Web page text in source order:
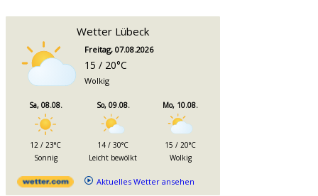
Wetter Lübeck
Freitag, 07.08.2026
15 / 20°C
Wolkig
Sa, 08.08.
12 / 23°C
Sonnig
So, 09.08.
14 / 30°C
Leicht bewölkt
Mo, 10.08.
15 / 20°C
Wolkig
Aktuelles Wetter ansehen